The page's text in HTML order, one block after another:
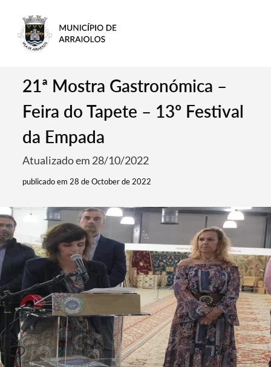
21ª Mostra Gastronómica –
Feira do Tapete – 13º Festival
da Empada
Atualizado em 28/10/2022
publicado em 28 de October de 2022